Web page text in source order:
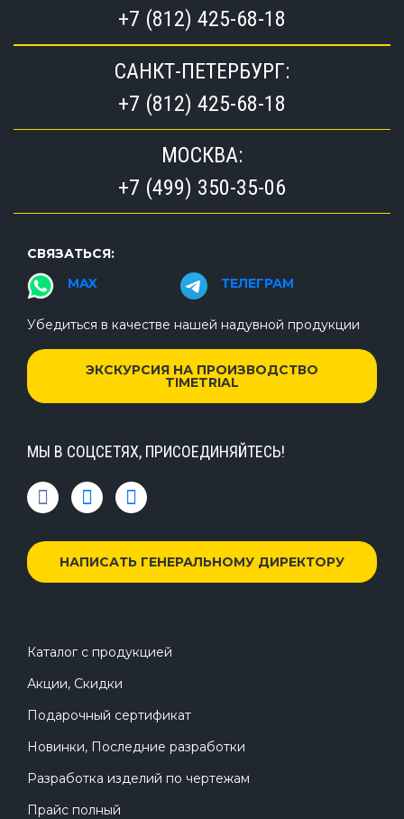
+7 (812) 425-68-18
САНКТ-ПЕТЕРБУРГ:
+7 (812) 425-68-18
МОСКВА:
+7 (499) 350-35-06
СВЯЗАТЬСЯ:
MAX
ТЕЛЕГРАМ
Убедиться в качестве нашей надувной продукции
ЭКСКУРСИЯ НА ПРОИЗВОДСТВО
TIMETRIAL
МЫ В СОЦСЕТЯХ, ПРИСОЕДИНЯЙТЕСЬ!
НАПИСАТЬ ГЕНЕРАЛЬНОМУ ДИРЕКТОРУ
Каталог с продукцией
Акции, Скидки
Подарочный сертификат
Новинки, Последние разработки
Разработка изделий по чертежам
Прайс полный